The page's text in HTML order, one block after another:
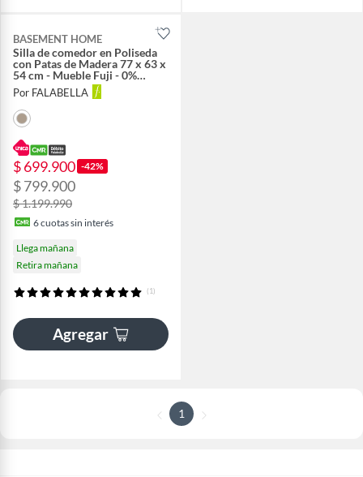
BASEMENT HOME
Silla de comedor en Poliseda
con Patas de Madera 77 x 63 x
54 cm - Mueble Fuji - 0%
Interés a 3, 6 o 12 Cuotas
Pagando con tu CMR Banco
Falabella
Por FALABELLA
$ 699.900 -42%
$ 799.900
$ 1.199.990
6cuotas sin interés
Llega mañana
Retira mañana
(1)
Agregar
1